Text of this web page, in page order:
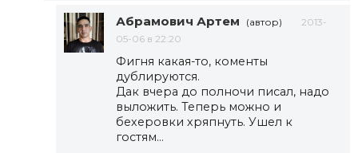
Абрамович Артем (автор)
2013-
05-06 в 22:20
Фигня какая-то, коменты
дублируются.
Дак вчера до полночи писал, надо
выложить. Теперь можно и
бехеровки хряпнуть. Ушел к
гостям…